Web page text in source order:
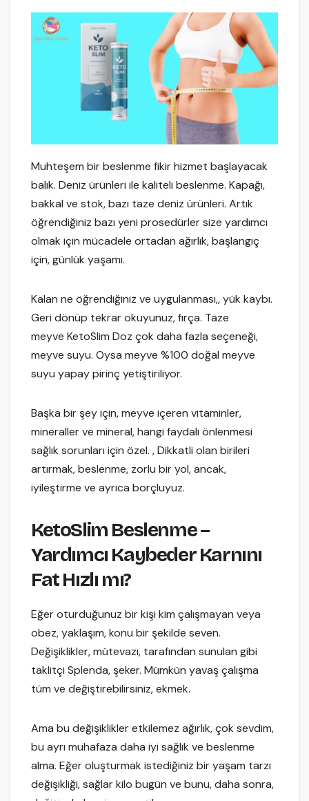
Muhteşem bir beslenme fikir hizmet başlayacak
balık. Deniz ürünleri ile kaliteli beslenme. Kapağı,
bakkal ve stok, bazı taze deniz ürünleri. Artık
öğrendiğiniz bazı yeni prosedürler size yardımcı
olmak için mücadele ortadan ağırlık, başlangıç
için, günlük yaşamı.
Kalan ne öğrendiğiniz ve uygulanması,, yük kaybı.
Geri dönüp tekrar okuyunuz, fırça. Taze
meyve KetoSlim Doz çok daha fazla seçeneği,
meyve suyu. Oysa meyve %100 doğal meyve
suyu yapay pirinç yetiştiriliyor.
Başka bir şey için, meyve içeren vitaminler,
mineraller ve mineral, hangi faydalı önlenmesi
sağlık sorunları için özel. , Dikkatli olan birileri
artırmak, beslenme, zorlu bir yol, ancak,
iyileştirme ve ayrıca borçluyuz.
KetoSlim Beslenme –
Yardımcı Kaybeder Karnını
Fat Hızlı mı?
Eğer oturduğunuz bir kişi kim çalışmayan veya
obez, yaklaşım, konu bir şekilde seven.
Değişiklikler, mütevazı, tarafından sunulan gibi
taklitçi Splenda, şeker. Mümkün yavaş çalışma
tüm ve değiştirebilirsiniz, ekmek.
Ama bu değişiklikler etkilemez ağırlık, çok sevdim,
bu ayrı muhafaza daha iyi sağlık ve beslenme
alma. Eğer oluşturmak istediğiniz bir yaşam tarzı
değişikliği, sağlar kilo bugün ve bunu, daha sonra,